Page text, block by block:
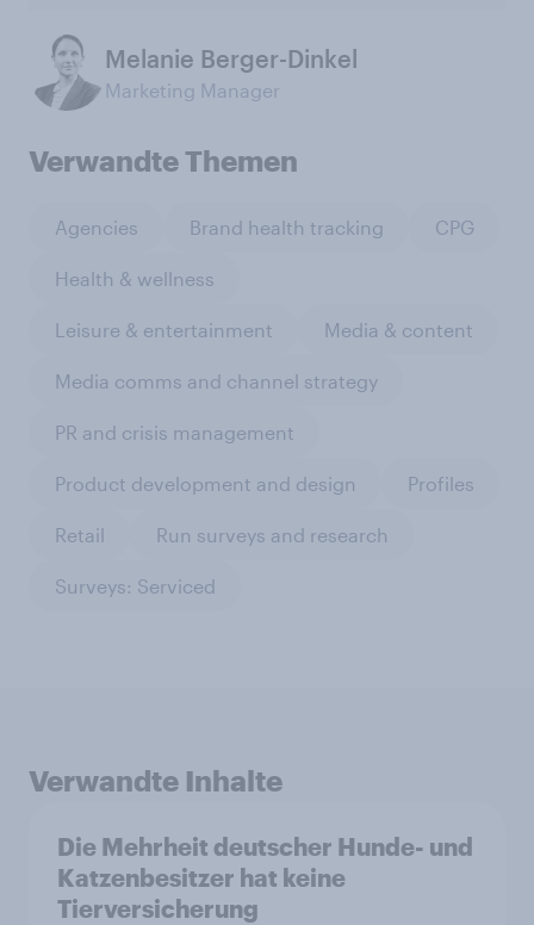
Melanie Berger-Dinkel
Marketing Manager
Verwandte Themen
Agencies Brand health tracking CPG
Health & wellness
Leisure & entertainment Media & content
Media comms and channel strategy
PR and crisis management
Product development and design Profiles
Retail Run surveys and research
Surveys: Serviced
Verwandte Inhalte
Die Mehrheit deutscher Hunde- und
Katzenbesitzer hat keine
Tierversicherung